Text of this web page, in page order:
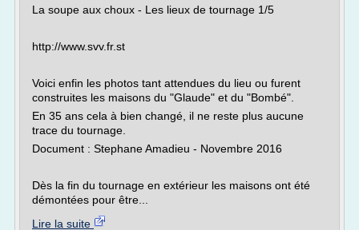
La soupe aux choux - Les lieux de tournage 1/5
http://www.svv.fr.st
Voici enfin les photos tant attendues du lieu ou furent
construites les maisons du "Glaude" et du "Bombé".
En 35 ans cela à bien changé, il ne reste plus aucune
trace du tournage.
Document : Stephane Amadieu - Novembre 2016
Dès la fin du tournage en extérieur les maisons ont été
démontées pour être...
Lire la suite